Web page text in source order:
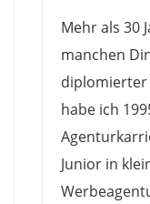
Mehr als 30
manchen
habe ich
Junior in